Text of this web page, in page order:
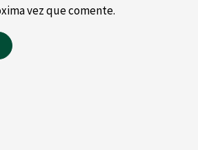
vez que comente.